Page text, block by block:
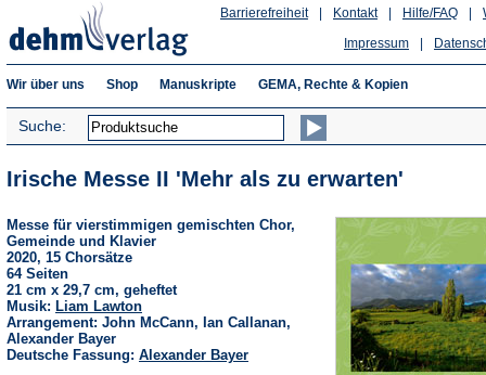
Hilfe/FAQ
Kontakt
Barrierefreiheit
Impressum
Wir über uns Shop Manuskripte GEMA, Rechte & Kopien
Suche:
Irische Messe II 'Mehr als zu erwarten'
Messe für vierstimmigen gemischten Chor,
Gemeinde und Klavier
2020, 15 Chorsätze
64 Seiten
21 cm x 29,7 cm, geheftet
Musik: Liam Lawton
Arrangement: John McCann, Ian Callanan,
Alexander Bayer
Deutsche Fassung: Alexander Bayer